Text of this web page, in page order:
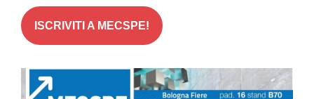
ISCRIVITI A MECSPE!